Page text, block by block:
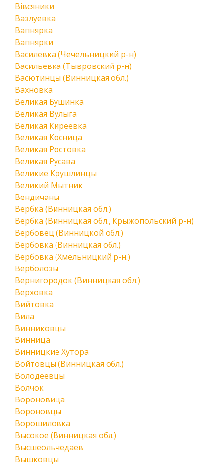
Вівсяники
Вазлуевка
Вапнярка
Вапнярки
Василевка (Чечельницкий р-н)
Васильевка (Тывровский р-н)
Васютинцы (Винницкая обл.)
Вахновка
Великая Бушинка
Великая Вулыга
Великая Киреевка
Великая Косница
Великая Ростовка
Великая Русава
Великие Крушлинцы
Великий Мытник
Вендичаны
Вербка (Винницкая обл.)
Вербка (Винницкая обл., Крыжопольский р-н)
Вербовец (Винницкой обл.)
Вербовка (Винницкая обл.)
Вербовка (Хмельницкий р-н.)
Верболозы
Вернигородок (Винницкая обл.)
Верховка
Вийтовка
Вила
Винниковцы
Винница
Винницкие Хутора
Войтовцы (Винницкая обл.)
Володеевцы
Волчок
Вороновица
Вороновцы
Ворошиловка
Высокое (Винницкая обл.)
Высшеольчедаев
Вышковцы